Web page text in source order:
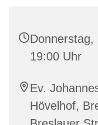
Donnerstag,
19:00 Uhr
Ev.
Hövelhof,